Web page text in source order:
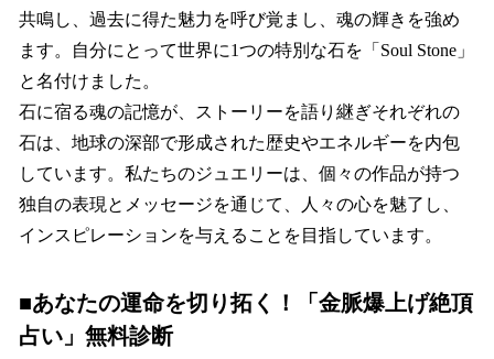
共鳴し、過去に得た魅力を呼び覚まし、魂の輝きを強め
ます。自分にとって世界に1つの特別な石を「Soul Stone」
と名付けました。
石に宿る魂の記憶が、ストーリーを語り継ぎそれぞれの
石は、地球の深部で形成された歴史やエネルギーを内包
しています。私たちのジュエリーは、個々の作品が持つ
独自の表現とメッセージを通じて、人々の心を魅了し、
インスピレーションを与えることを目指しています。
■あなたの運命を切り拓く！「金脈爆上げ絶頂
占い」無料診断